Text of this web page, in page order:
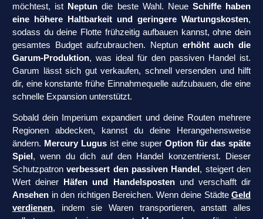
möchtest, ist Neptun die beste Wahl. Neue Schiffe haben
eine höhere Haltbarkeit und geringere Wartungskosten,
sodass du deine Flotte frühzeitig aufbauen kannst, ohne dein
gesamtes Budget aufzubrauchen. Neptun erhöht auch die
Garum-Produktion, was ideal für den passiven Handel ist.
Garum lässt sich gut verkaufen, schnell versenden und hilft
dir, eine konstante frühe Einnahmequelle aufzubauen, die eine
schnelle Expansion unterstützt.
Sobald dein Imperium expandiert und deine Routen mehrere
Regionen abdecken, kannst du deine Herangehensweise
ändern. Mercury Lugus ist eine super Option für das späte
Spiel , wenn du dich auf den Handel konzentrierst. Dieser
Schutzpatronverbessert den passiven Handel , steigert den
Wert deiner
Häfen und Handelspostenund verschafft dir
Ansehen in den richtigen Bereichen. Wenn deine Städte Geld
verdienen, indem sie Waren transportieren, anstatt alles